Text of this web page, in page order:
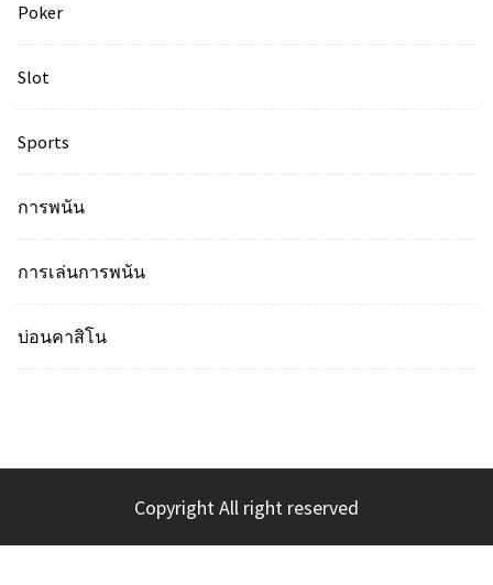
Poker
Slot
Sports
การพนัน
การเล่นการพนัน
บ่อนคาสิโน
Copyright All right reserved